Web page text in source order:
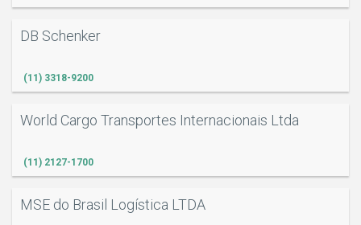
DB Schenker
(11) 3318-9200
World Cargo Transportes Internacionais Ltda
(11) 2127-1700
MSE do Brasil Logística LTDA